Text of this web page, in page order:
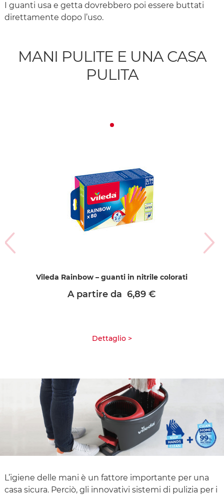
I guanti usa e getta dovrebbero poi essere buttati
direttamente dopo l’uso.
MANI PULITE E UNA CASA
PULITA
Vileda Rainbow – guanti in nitrile colorati
A partire da6,89 €
Dettaglio >
L’igiene delle mani è un fattore importante per una
casa sicura. Perciò, gli innovativi sistemi di pulizia per i